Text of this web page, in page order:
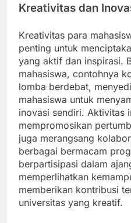
Kreativitas dan
Kreativitas para
penting untuk
yang aktif dan inspirasi.
mahasiswa, contohnya
lomba berdebat,
mahasiswa untuk
inovasi sendiri. Aktivitas
mempromosikan
juga merangsang
berbagai bermacam
berpartisipasi dalam
memperlihatkan
memberikan kontribusi
universitas yang kreatif.